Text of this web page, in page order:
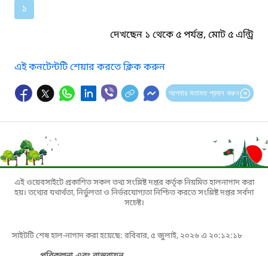
১
দেখছেন ১ থেকে ৫ পর্যন্ত, মোট ৫ এন্ট্রি
এই কনটেন্টটি শেয়ার করতে ক্লিক করুন
আপনার মতামত প্রদান করুন
এই ওয়েবসাইটে প্রকাশিত সকল তথ্য সংশ্লিষ্ট দপ্তর কর্তৃক নিয়মিত হালনাগাদ করা
হয়। তথ্যের যথার্থতা, নির্ভুলতা ও নির্ভরযোগ্যতা নিশ্চিত করতে সংশ্লিষ্ট দপ্তর সর্বদা
সচেষ্ট।
সাইটটি শেষ হাল-নাগাদ করা হয়েছে: রবিবার, ৫ জুলাই, ২০২৬ এ ২০:১২:১৮